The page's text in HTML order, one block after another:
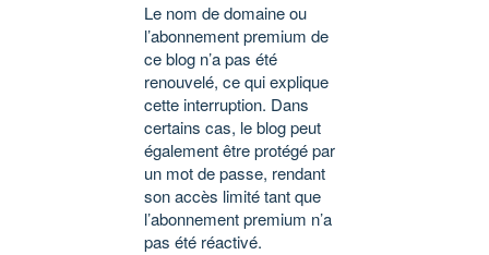
Le nom de domaine ou
l’abonnement premium de
ce blog n’a pas été
renouvelé, ce qui explique
cette interruption. Dans
certains cas, le blog peut
également être protégé par
un mot de passe, rendant
son accès limité tant que
l’abonnement premium n’a
pas été réactivé.